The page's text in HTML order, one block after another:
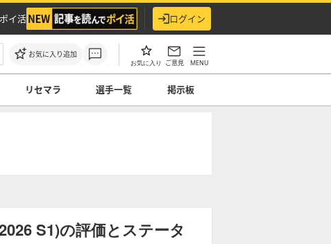
ポイ活 ログイン
お気に入り追加
お気に入り ご意見 MENU
リセマラ 選手一覧 掲示板
S1)の評価とステータ